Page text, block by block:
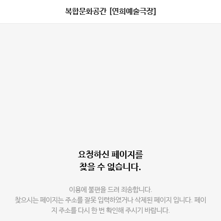
복합문화공간 [연희예술극장]
요청하신 페이지를
찾을 수 없습니다.
이용에 불편을 드려 죄송합니다.
찾으시는 페이지는 주소를 잘못 입력하였거나 삭제된 페이지 입니다. 페이
지 주소를 다시 한 번 확인해 주시기 바랍니다.